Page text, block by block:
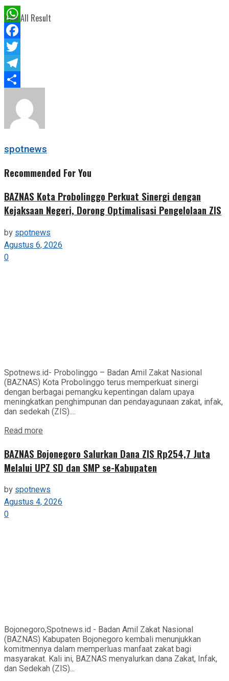
View All Result
WhatsApp
Facebook
Twitter
Telegram
Share
spotnews
Recommended For You
BAZNAS Kota Probolinggo Perkuat Sinergi dengan
Kejaksaan Negeri, Dorong Optimalisasi Pengelolaan ZIS
byspotnews
Agustus 6, 2026
0
Spotnews.id- Probolinggo – Badan Amil Zakat Nasional
(BAZNAS) Kota Probolinggo terus memperkuat sinergi
dengan berbagai pemangku kepentingan dalam upaya
meningkatkan penghimpunan dan pendayagunaan zakat, infak,
dan sedekah (ZIS)....
Read more
BAZNAS Bojonegoro Salurkan Dana ZIS Rp254,7 Juta
Melalui UPZ SD dan SMP se-Kabupaten
byspotnews
Agustus 4, 2026
0
Bojonegoro,Spotnews.id - Badan Amil Zakat Nasional
(BAZNAS) Kabupaten Bojonegoro kembali menunjukkan
komitmennya dalam memperluas manfaat zakat bagi
masyarakat. Kali ini, BAZNAS menyalurkan dana Zakat, Infak,
dan Sedekah (ZIS)...